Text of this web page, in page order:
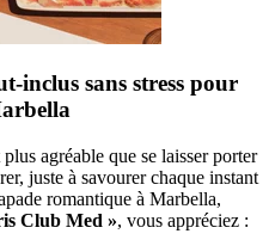
inclus sans stress pour
agréable que se laisser porter
juste à savourer chaque instant
romantique à Marbella,
Club Med », vous appréciez :